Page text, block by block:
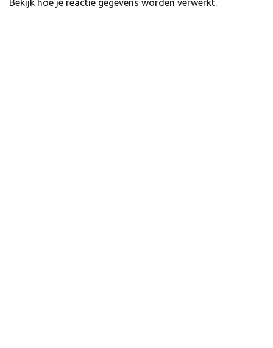
Bekijk hoe je reactie gegevens worden verwerkt.